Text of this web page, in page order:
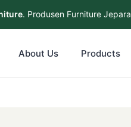
. Produsen Furniture Jepara
About Us Products